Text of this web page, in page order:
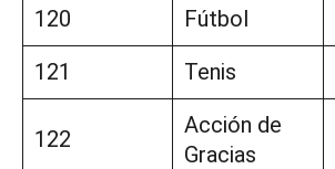
120 Fútbol
121
Tenis
122
Acción de
Gracias